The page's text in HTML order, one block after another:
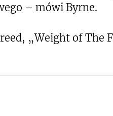
– mówi Byrne.
„Weight of The